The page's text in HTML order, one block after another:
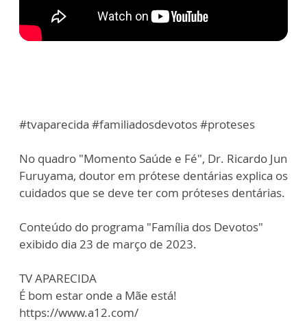
#tvaparecida #familiadosdevotos #proteses
No quadro "Momento Saúde e Fé", Dr. Ricardo Jun
Furuyama, doutor em prótese dentárias explica os
cuidados que se deve ter com próteses dentárias.
Conteúdo do programa "Família dos Devotos"
exibido dia 23 de março de 2023.
TV APARECIDA
É bom estar onde a Mãe está!
https://www.a12.com/